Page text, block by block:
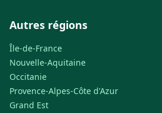
Autres régions
Île-de-France
Nouvelle-Aquitaine
Occitanie
Provence-Alpes-Côte d'Azur
Grand Est